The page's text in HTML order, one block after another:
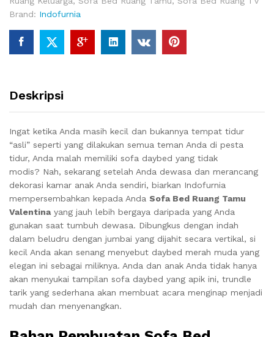
Brand: Indofurnia
Deskripsi
Ingat ketika Anda masih kecil dan bukannya tempat tidur
“asli” seperti yang dilakukan semua teman Anda di pesta
tidur, Anda malah memiliki sofa daybed yang tidak
modis? Nah, sekarang setelah Anda dewasa dan merancang
dekorasi kamar anak Anda sendiri, biarkan Indofurnia
mempersembahkan kepada Anda Sofa Bed Ruang Tamu
Valentinayang jauh lebih bergaya daripada yang Anda
gunakan saat tumbuh dewasa. Dibungkus dengan indah
dalam beludru dengan jumbai yang dijahit secara vertikal, si
kecil Anda akan senang menyebut daybed merah muda yang
elegan ini sebagai miliknya. Anda dan anak Anda tidak hanya
akan menyukai tampilan sofa daybed yang apik ini, trundle
tarik yang sederhana akan membuat acara menginap menjadi
mudah dan menyenangkan.